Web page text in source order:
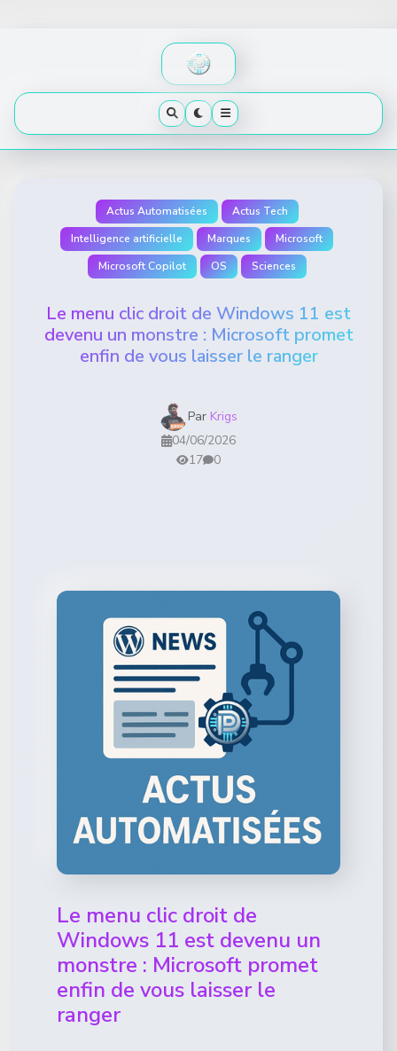
Actus Automatisées
Actus Tech
Intelligence artificielle
Marques
Microsoft
Microsoft Copilot
OS Sciences
Le menu clic droit de Windows 11 est
devenu un monstre : Microsoft promet
enfin de vous laisser le ranger
Par Krigs
04/06/2026
17
0
Le menu clic droit de
Windows 11 est devenu un
monstre : Microsoft promet
enfin de vous laisser le
ranger